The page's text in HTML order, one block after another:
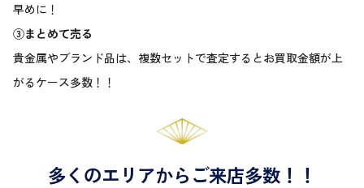
早めに！
③まとめて売る
貴金属やブランド品は、複数セットで査定するとお買取金額が上
がるケース多数！！
多くのエリアからご来店多数！！